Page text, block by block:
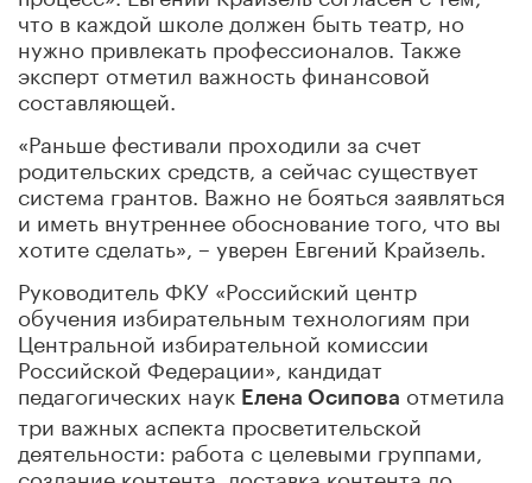
что в каждой школе должен быть театр, но
нужно привлекать профессионалов. Также
эксперт отметил важность финансовой
составляющей.
«Раньше фестивали проходили за счет
родительских средств, а сейчас существует
система грантов. Важно не бояться заявляться
и иметь внутреннее обоснование того, что вы
хотите сделать», – уверен Евгений Крайзель.
Руководитель ФКУ «Российский центр
обучения избирательным технологиям при
Центральной избирательной комиссии
Российской Федерации», кандидат
педагогических наук Елена Осипова отметила
три важных аспекта просветительской
деятельности: работа с целевыми группами,
создание контента, доставка контента до